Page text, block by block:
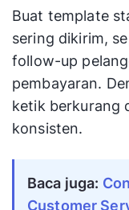
Buat template
sering dikirim,
follow-up
pembayaran.
ketik berkurang
konsisten.
Baca juga:
Customer